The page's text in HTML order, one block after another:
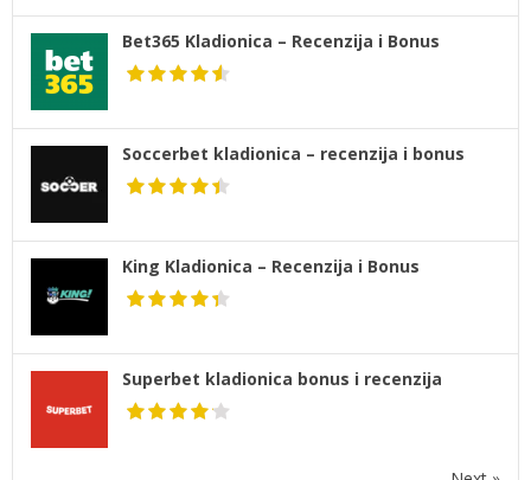
Bet365 Kladionica – Recenzija i Bonus
Soccerbet kladionica – recenzija i bonus
King Kladionica – Recenzija i Bonus
Superbet kladionica bonus i recenzija